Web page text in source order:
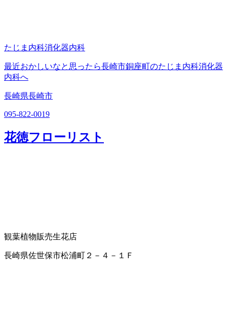
たじま内科消化器内科
最近おかしいなと思ったら長崎市銅座町のたじま内科消化器
内科へ
長崎県長崎市
095-822-0019
花徳フローリスト
観葉植物販売生花店
長崎県佐世保市松浦町２－４－１Ｆ